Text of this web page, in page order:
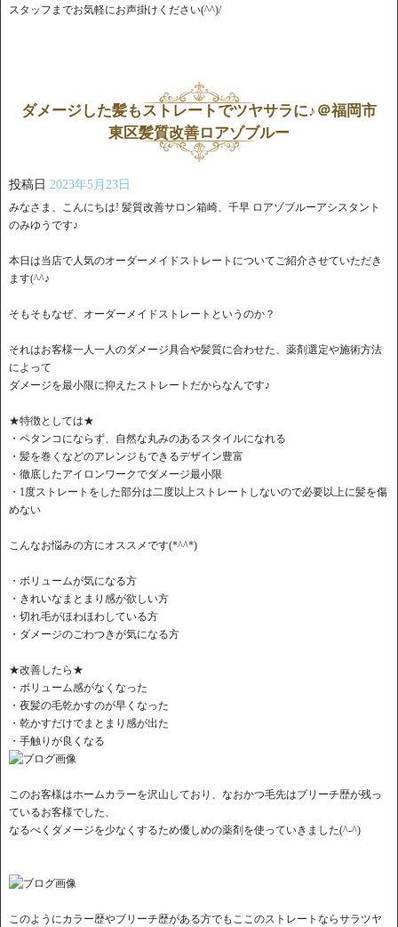
スタッフまでお気軽にお声掛けください(^^)/
ダメージした髪もストレートでツヤサラに♪＠福岡市
東区髪質改善ロアゾブルー
投稿日 2023年5月23日
みなさま、こんにちは! 髪質改善サロン箱崎、千早 ロアゾブルーアシスタント
のみゆうです♪
本日は当店で人気のオーダーメイドストレートについてご紹介させていただき
ます(^^♪
そもそもなぜ、オーダーメイドストレートというのか？
それはお客様一人一人のダメージ具合や髪質に合わせた、薬剤選定や施術方法
によって
ダメージを最小限に抑えたストレートだからなんです♪
★特徴としては★
・ペタンコにならず、自然な丸みのあるスタイルになれる
・髪を巻くなどのアレンジもできるデザイン豊富
・徹底したアイロンワークでダメージ最小限
・1度ストレートをした部分は二度以上ストレートしないので必要以上に髪を傷
めない
こんなお悩みの方にオススメです(*^^*)
・ボリュームが気になる方
・きれいなまとまり感が欲しい方
・切れ毛がほわほわしている方
・ダメージのごわつきが気になる方
★改善したら★
・ボリューム感がなくなった
・夜髪の毛乾かすのが早くなった
・乾かすだけでまとまり感が出た
・手触りが良くなる
このお客様はホームカラーを沢山しており、なおかつ毛先はブリーチ歴が残っ
ているお客様でした、
なるべくダメージを少なくするため優しめの薬剤を使っていきました(^-^)
このようにカラー歴やブリーチ歴がある方でもここのストレートならサラツヤ